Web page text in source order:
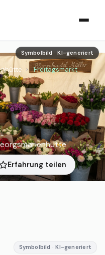
Symbolbild · KI-generiert
› Freitagsmarkt
Erfahrung teilen
Symbolbild · KI-generiert